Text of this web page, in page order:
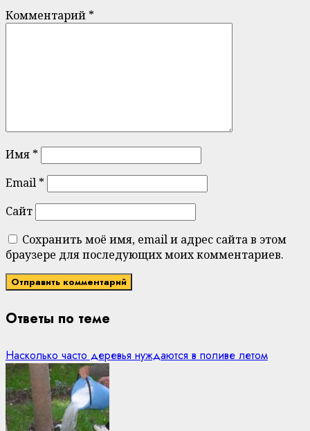
Комментарий *
Имя *
Email *
Сайт
Сохранить моё имя, email и адрес сайта в этом
браузере для последующих моих комментариев.
Ответы по теме
Насколько часто деревья нуждаются в поливе летом